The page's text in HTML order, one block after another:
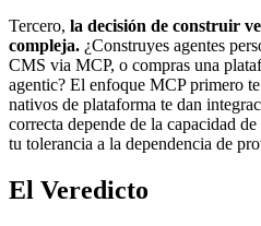
Tercero, la decisión de construir
compleja. ¿Construyes agentes
CMS via MCP, o compras una
agentic? El enfoque MCP primero
nativos de plataforma te dan
correcta depende de la capacidad
tu tolerancia a la dependencia de
El Veredicto